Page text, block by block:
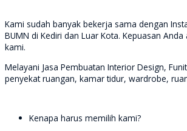
Kami sudah banyak bekerja sama dengan
BUMN di Kediri dan Luar Kota. Kepuasan
kami.
Melayani Jasa Pembuatan Interior Design,
penyekat ruangan, kamar tidur, wardrobe,
Kenapa harus memilih kami?